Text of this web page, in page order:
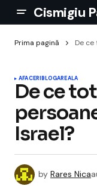
Cismigiu
Prima pagină De
AFACERIBLOGAREALA
De ce
Israel?
by Rares Nica